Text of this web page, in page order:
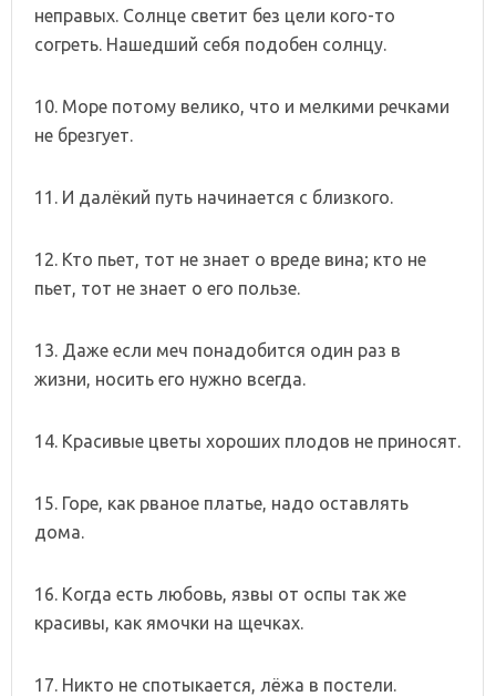
неправых. Солнце светит без цели кого-то
согреть. Нашедший себя подобен солнцу.
10. Море потому велико, что и мелкими речками
не брезгует.
11. И далёкий путь начинается с близкого.
12. Кто пьет, тот не знает о вреде вина; кто не
пьет, тот не знает о его пользе.
13. Даже если меч понадобится один раз в
жизни, носить его нужно всегда.
14. Красивые цветы хороших плодов не приносят.
15. Горе, как рваное платье, надо оставлять
дома.
16. Когда есть любовь, язвы от оспы так же
красивы, как ямочки на щечках.
17. Никто не спотыкается, лёжа в постели.